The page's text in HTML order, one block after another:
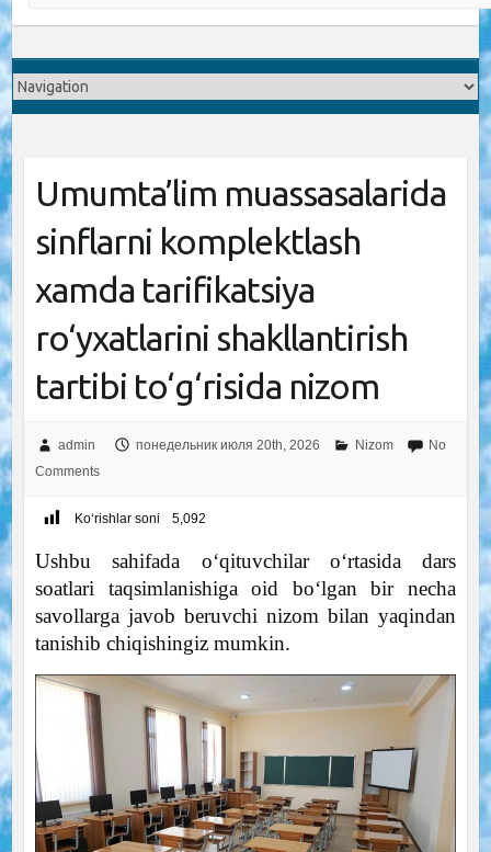
Umumta’lim muassasalarida
sinflarni komplektlash
xamda tarifikatsiya
ro‘yxatlarini shakllantirish
tartibi to‘g‘risida nizom
admin понедельник июля 20th, 2026 Nizom
No
Comments
Ko‘rishlar soni 5,092
Ushbu sahifada o‘qituvchilar o‘rtasida dars
soatlari taqsimlanishiga oid bo‘lgan bir necha
savollarga javob beruvchi nizom bilan yaqindan
tanishib chiqishingiz mumkin.